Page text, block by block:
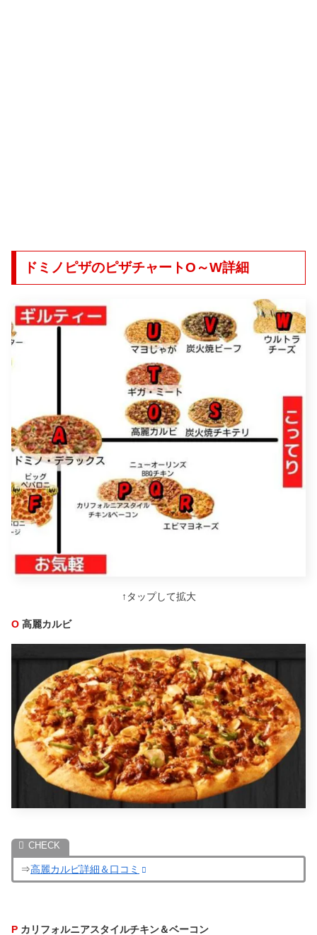
ドミノピザのピザチャートO～W詳細
↑タップして拡大
O 高麗カルビ
⇒高麗カルビ詳細＆口コミ
P カリフォルニアスタイルチキン＆ベーコン